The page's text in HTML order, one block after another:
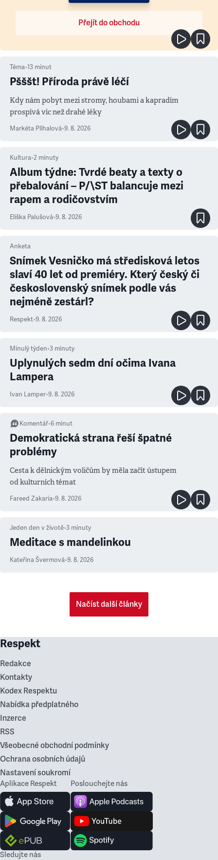
Přejít do obchodu
Téma•13 minut
Pšššt! Příroda právě léčí
Kdy nám pobyt mezi stromy, houbami a kapradím
prospívá víc než drahé léky
Markéta Plíhalová•9. 8. 2026
Kultura•2 minuty
Album týdne: Tvrdé beaty a texty o
přebalování – P/\ST balancuje mezi
rapem a rodičovstvím
Eliška Palušová•9. 8. 2026
Anketa
Snímek Vesničko má středisková letos
slaví 40 let od premiéry. Který český či
československý snímek podle vás
nejméně zestárl?
Respekt•9. 8. 2026
Minulý týden•3 minuty
Uplynulých sedm dní očima Ivana
Lampera
Ivan Lamper•9. 8. 2026
Komentář•6 minut
Demokratická strana řeší špatné
problémy
Cesta k dělnickým voličům by měla začít ústupem
od kulturních témat
Fareed Zakaria•9. 8. 2026
Jeden den v životě•3 minuty
Meditace s mandelinkou
Kateřina Švermová•9. 8. 2026
Načíst další články
Respekt
Redakce
Kontakty
Kodex Respektu
Nabídka předplatného
Inzerce
RSS
Všeobecné obchodní podmínky
Ochrana osobních údajů
Nastavení soukromí
Aplikace Respekt Poslouchejte nás
Sledujte nás